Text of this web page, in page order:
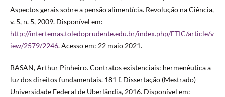
Aspectos gerais sobre a pensão alimentícia. Revolução na Ciência,
v. 5, n. 5, 2009. Disponível em:
http://intertemas.toledoprudente.edu.br/index.php/ETIC/article/v
iew/2579/2246. Acesso em: 22 maio 2021.
BASAN, Arthur Pinheiro. Contratos existenciais: hermenêutica a
luz dos direitos fundamentais. 181 f. Dissertação (Mestrado) -
Universidade Federal de Uberlândia, 2016. Disponível em: